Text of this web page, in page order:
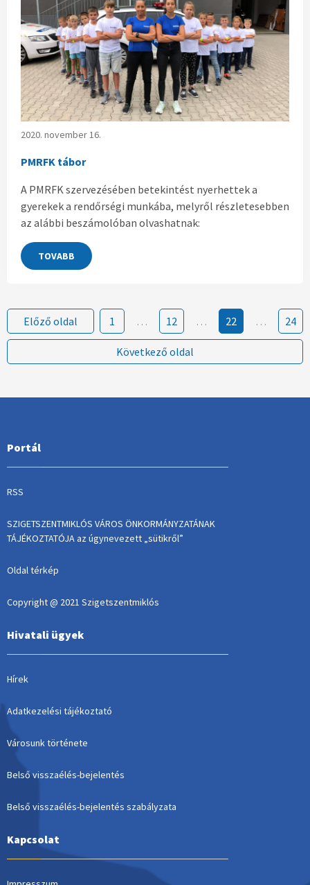
2020. november 16.
PMRFK tábor
A PMRFK szervezésében betekintést nyerhettek a
gyerekek a rendőrségi munkába, melyről részletesebben
az alábbi beszámolóban olvashatnak:
TOVABB
Előző oldal 1 … 12 … 22 … 24
Következő oldal
Portál
RSS
SZIGETSZENTMIKLÓS VÁROS ÖNKORMÁNYZATÁNAK
TÁJÉKOZTATÓJA az úgynevezett „sütikről”
Oldal térkép
Copyright @ 2021 Szigetszentmiklós
Hivatali ügyek
Hírek
Adatkezelési tájékoztató
Városunk története
Belső visszaélés-bejelentés
Belső visszaélés-bejelentés szabályzata
Kapcsolat